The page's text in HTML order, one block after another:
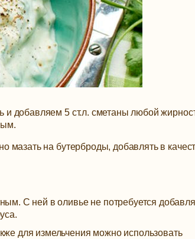
и добавляем 5 ст.л. сметаны любой
мазать на бутерброды, добавлять в
С ней в оливье не потребуется
для измельчения можно использовать